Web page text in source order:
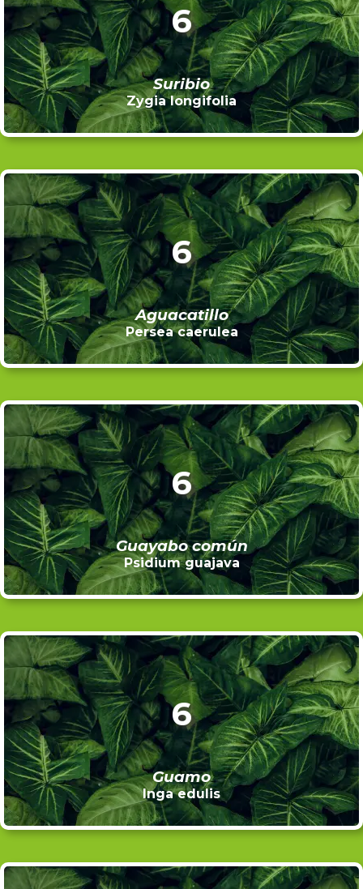
6
Suribio
Zygia longifolia
6
Aguacatillo
Persea caerulea
6
Guayabo común
Psidium guajava
6
Guamo
Inga edulis